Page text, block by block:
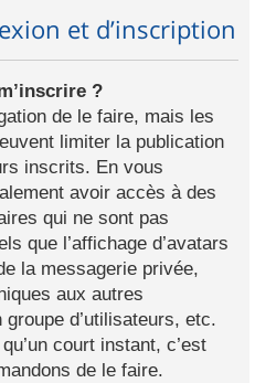
et d’inscription
?
de le faire, mais les
limiter la publication
inscrits. En vous
avoir accès à des
qui ne sont pas
que l’affichage d’avatars
la messagerie privée,
aux autres
d’utilisateurs, etc.
court instant, c’est
de le faire.